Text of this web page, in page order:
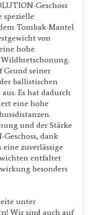
Geschoss
spezielle
Tombak-Mantel
von
hohe
Grund seiner
ballistischen
Es hat dadurch
eine hohe
und der Stärke
dank
zuverlässige
entfaltet
besonders
unter
Wir sind auch auf